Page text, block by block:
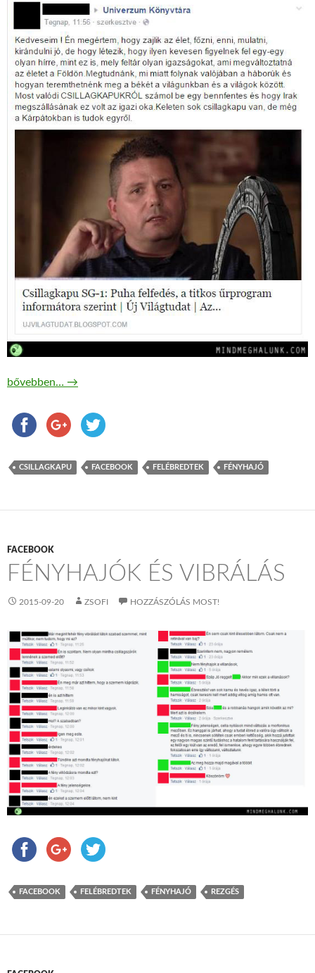
A csillagkapuk valóban léteznek
bővebben… →
CSILLAGKAPU FACEBOOK FELÉBREDTEK FÉNYHAJÓ
FACEBOOK
FÉNYHAJÓK ÉS VIBRÁLÁS
2015-09-20 ZSOFI HOZZÁSZÓLÁS MOST!
FACEBOOK FELÉBREDTEK FÉNYHAJÓ REZGÉS